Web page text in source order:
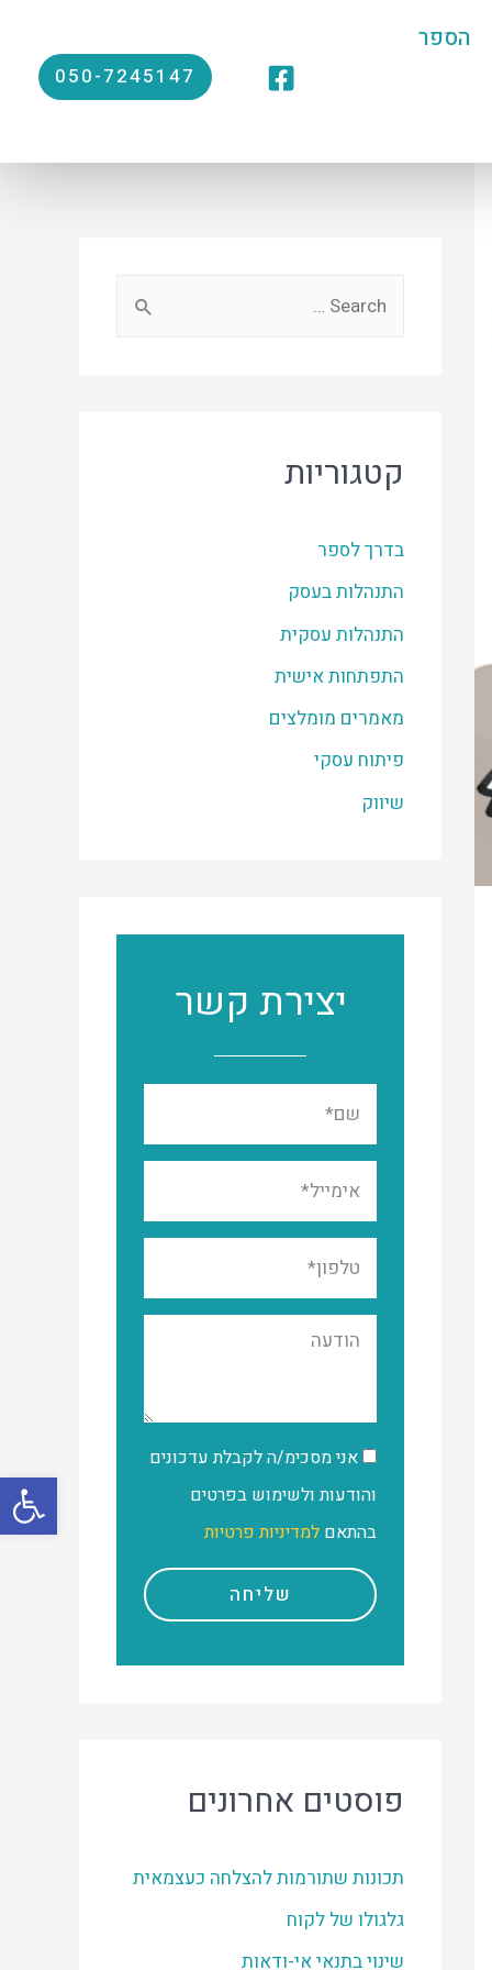
פתח
הספר
050-7245147
קטגוריות
בדרך לספר
התנהלות בעסק
התנהלות עסקית
התפתחות אישית
מאמרים מומלצים
פיתוח עסקי
שיווק
יצירת קשר
אני מסכימ/ה לקבלת עדכונים
והודעות ולשימוש בפרטים
בהתאם למדיניות פרטיות
שליחה
פוסטים אחרונים
תכונות שתורמות להצלחה כעצמאית
גלגולו של לקוח
שינוי בתנאי אי-ודאות